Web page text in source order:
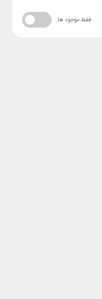
فقط موجود ها: